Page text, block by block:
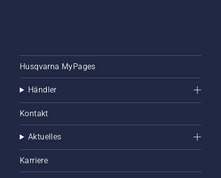
Husqvarna MyPages
Händler
Kontakt
Aktuelles
Karriere